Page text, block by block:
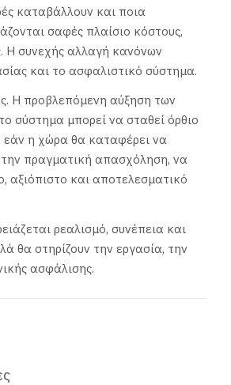
καταβάλλουν και ποια
σαφές πλαίσιο κόστους,
Η συνεχής αλλαγή κανόνων
και το ασφαλιστικό σύστημα.
Η προβλεπόμενη αύξηση των
σύστημα μπορεί να σταθεί όρθιο
εάν η χώρα θα καταφέρει να
την πραγματική απασχόληση, να
αξιόπιστο και αποτελεσματικό
ρεαλισμό, συνέπεια και
θα στηρίζουν την εργασία, την
ασφάλισης.